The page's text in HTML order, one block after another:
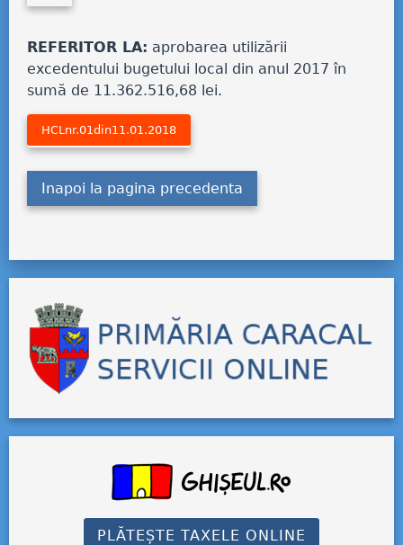
REFERITOR LA: aprobarea utilizării
excedentului bugetului local din anul 2017 în
sumă de 11.362.516,68 lei.
HCLnr.01din11.01.2018
Inapoi la pagina precedenta
PLĂTEȘTE TAXELE ONLINE